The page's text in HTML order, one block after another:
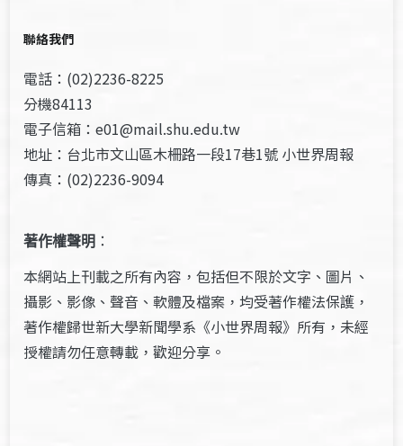
聯絡我們
電話：(02)2236-8225
分機84113
電子信箱：e01@mail.shu.edu.tw
地址：台北市文山區木柵路一段17巷1號 小世界周報
傳真：(02)2236-9094
著作權聲明 ：
本網站上刊載之所有內容，包括但不限於文字、圖片、
攝影、影像、聲音、軟體及檔案，均受著作權法保護，
著作權歸世新大學新聞學系《小世界周報》所有，未經
授權請勿任意轉載，歡迎分享。